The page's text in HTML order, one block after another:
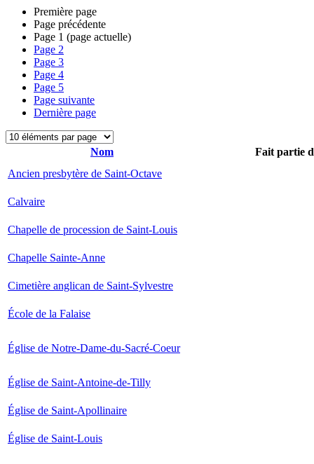
Première page
Page précédente
Page 1 (page actuelle)
Page 2
Page 3
Page 4
Page 5
Page suivante
Dernière page
Nom
Fait partie
Ancien presbytère de Saint-Octave
Calvaire
Chapelle de procession de Saint-Louis
Chapelle Sainte-Anne
Cimetière anglican de Saint-Sylvestre
École de la Falaise
Église de Notre-Dame-du-Sacré-Coeur
Église de Saint-Antoine-de-Tilly
Église de Saint-Apollinaire
Église de Saint-Louis